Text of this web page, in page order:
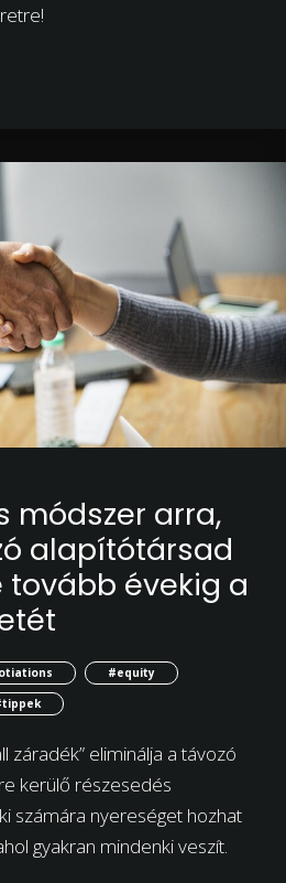
módszer arra,
alapítótársad
tovább évekig a
#equity
záradék” eliminálja a távozó
kerülő részesedés
számára nyereséget hozhat
gyakran mindenki veszít.